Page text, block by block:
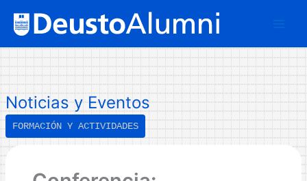
u
s
c
a
r
Noticias y Eventos
FORMACIÓN Y ACTIVIDADES